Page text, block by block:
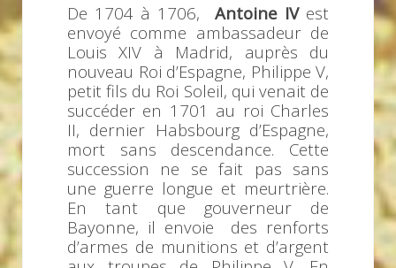
De 1704 à 1706, Antoine IVest
envoyé comme ambassadeur de
Louis XIV à Madrid, auprès du
nouveau Roi d’Espagne, Philippe V,
petit fils du Roi Soleil, qui venait de
succéder en 1701 au roi Charles
II, dernier Habsbourg d’Espagne,
mort sans descendance. Cette
succession ne se fait pas sans
une guerre longue et meurtrière.
En tant que gouverneur de
Bayonne, il envoie des renforts
d’armes de munitions et d’argent